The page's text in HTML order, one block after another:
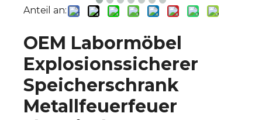
Anteil an:
OEM Labormöbel
Explosionssicherer
Speicherschrank
Metallfeuerfeuer